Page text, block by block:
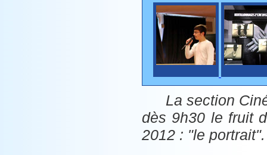
La section
dès 9h30 le fruit
2012 : "le portrait".